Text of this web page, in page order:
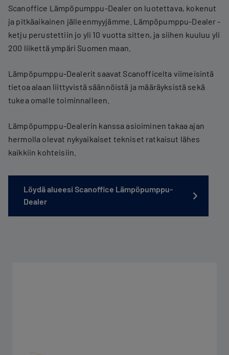
Scanoffice Lämpöpumppu-Dealer on luotettava, kokenut
ja pitkäaikainen jälleenmyyjämme. Lämpöpumppu-Dealer -
ketju perustettiin jo yli 10 vuotta sitten, ja siihen kuuluu yli
200 liikettä ympäri Suomen maan.
Lämpöpumppu-Dealerit saavat Scanofficelta viimeisintä
tietoa alaan liittyvistä säännöistä ja määräyksistä sekä
tukea omalle toiminnalleen.
Lämpöpumppu-Dealerin kanssa asioiminen takaa ajan
hermolla olevat nykyaikaiset tekniset ratkaisut lähes
kaikkiin kohteisiin.
Löydä alueesi Scanoffice Lämpöpumppu-
Dealer